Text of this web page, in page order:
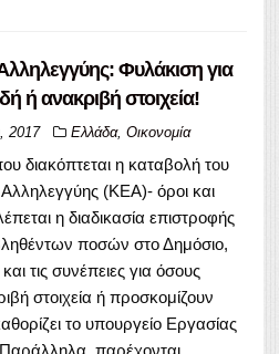
Φυλάκιση για
ή ανακριβή στοιχεία!
2017 Ελλάδα, Οικονομία
διακόπτεται η καταβολή του
(ΚΕΑ)- όροι και
η διαδικασία επιστροφής
ποσών στο Δημόσιο,
τις συνέπειες για όσους
στοιχεία ή προσκομίζουν
το υπουργείο Εργασίας
παρέχονται